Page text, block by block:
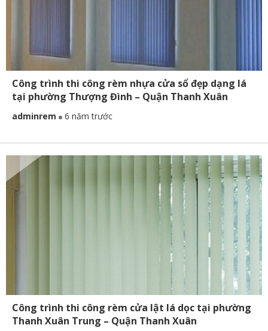
Công trình thi công rèm nhựa cửa sổ đẹp dạng lá
tại phường Thượng Đình – Quận Thanh Xuân
adminrem 6 năm trước
Công trình thi công rèm cửa lật lá dọc tại phường
Thanh Xuân Trung – Quận Thanh Xuân